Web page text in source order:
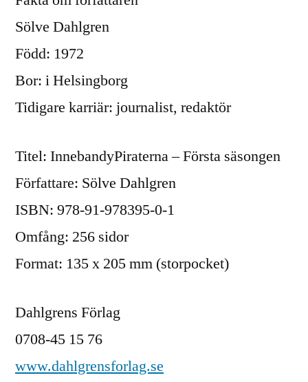
Sölve Dahlgren
Född: 1972
Bor: i Helsingborg
Tidigare karriär: journalist, redaktör
Titel: InnebandyPiraterna – Första säsongen
Författare: Sölve Dahlgren
ISBN: 978-91-978395-0-1
Omfång: 256 sidor
Format: 135 x 205 mm (storpocket)
Dahlgrens Förlag
0708-45 15 76
www.dahlgrensforlag.se